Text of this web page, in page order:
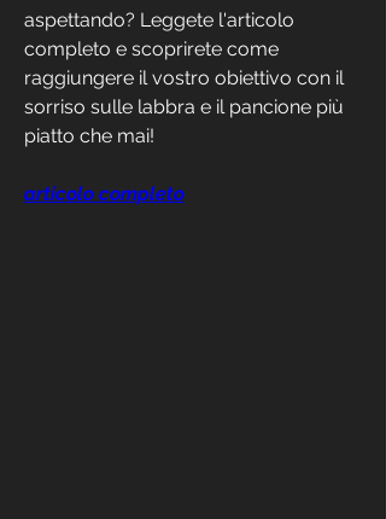
aspettando? Leggete l'articolo
completo e scoprirete come
raggiungere il vostro obiettivo con il
sorriso sulle labbra e il pancione più
piatto che mai!
articolo completo